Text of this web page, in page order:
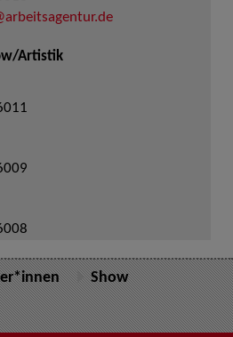
Artistik
Show